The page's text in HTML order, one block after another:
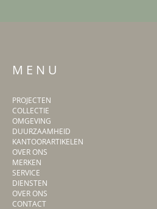
M E N U
PROJECTEN
COLLECTIE
OMGEVING
DUURZAAMHEID
KANTOORARTIKELEN
OVER ONS
MERKEN
SERVICE
DIENSTEN
OVER ONS
CONTACT